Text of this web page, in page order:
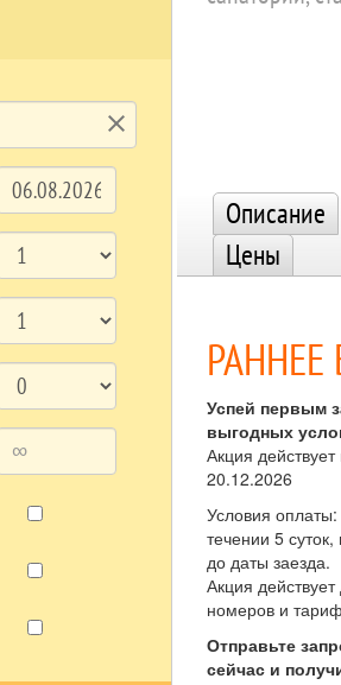
clear
Описание
Цены
Успей первым
выгодных
Акция
20.12.2026
Условия
течении 5
до даты заезда.
Акция
номеров и
Отправьте
сейчас и